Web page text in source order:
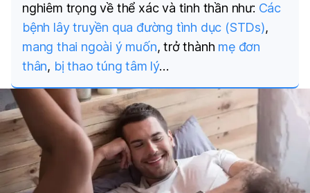
nghiêm trọng về thể xác và tinh thần như: Các
bệnh lây truyền qua đường tình dục (STDs),
mang thai ngoài ý muốn, trở thành mẹ đơn
thân, bị thao túng tâm lý…